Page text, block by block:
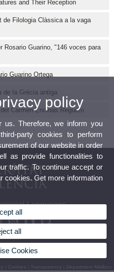
and Their Reception
de Filologia Clàssica a la vaga
Rosario Guarino, "146 voces para
Guarino Ortega
de la Grècia antiga
Carmen Encinas Reguero
Languages
Cookies Transparency Department Mailbox
policy
us. Therefore, we inform you
party cookies to perform
of our website in order
as provide functionalities to
traffic. To continue accept or
cookies. Get more information
all
all
Cookies